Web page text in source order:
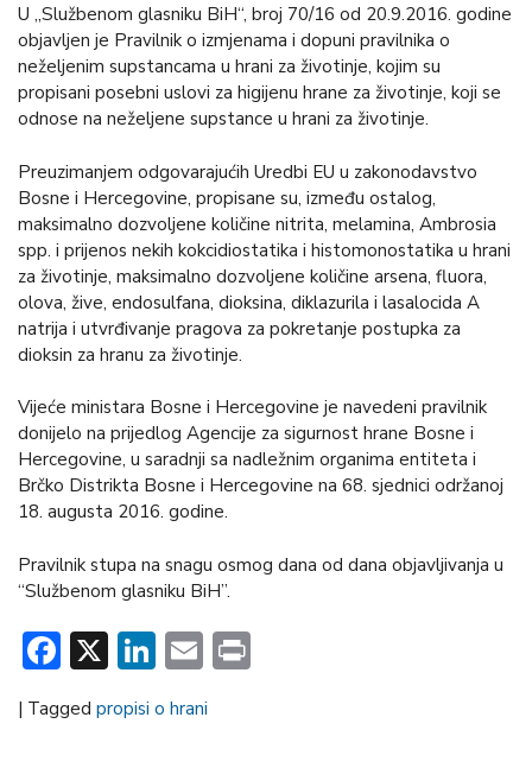
U „Službenom glasniku BiH“, broj 70/16 od 20.9.2016. godine
objavljen je Pravilnik o izmjenama i dopuni pravilnika o
neželjenim supstancama u hrani za životinje, kojim su
propisani posebni uslovi za higijenu hrane za životinje, koji se
odnose na neželjene supstance u hrani za životinje.
Preuzimanjem odgovarajućih Uredbi EU u zakonodavstvo
Bosne i Hercegovine, propisane su, između ostalog,
maksimalno dozvoljene količine nitrita, melamina, Ambrosia
spp. i prijenos nekih kokcidiostatika i histomonostatika u hrani
za životinje, maksimalno dozvoljene količine arsena, fluora,
olova, žive, endosulfana, dioksina, diklazurila i lasalocida A
natrija i utvrđivanje pragova za pokretanje postupka za
dioksin za hranu za životinje.
Vijeće ministara Bosne i Hercegovine je navedeni pravilnik
donijelo na prijedlog Agencije za sigurnost hrane Bosne i
Hercegovine, u saradnji sa nadležnim organima entiteta i
Brčko Distrikta Bosne i Hercegovine na 68. sjednici održanoj
18. augusta 2016. godine.
Pravilnik stupa na snagu osmog dana od dana objavljivanja u
“Službenom glasniku BiH”.
Facebook
X LinkedIn
Email
| Tagged propisi o hrani